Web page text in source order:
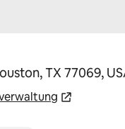
TX 77069,